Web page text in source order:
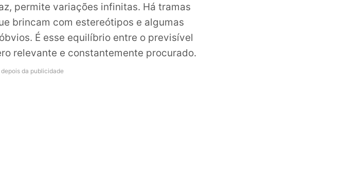
permite variações infinitas. Há tramas
brincam com estereótipos e algumas
É esse equilíbrio entre o previsível
relevante e constantemente procurado.
da publicidade